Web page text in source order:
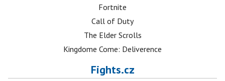
Fortnite
Call of Duty
The Elder Scrolls
Kingdome Come: Deliverence
Fights.cz